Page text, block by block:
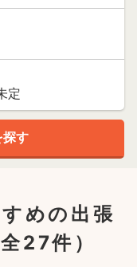
めの出張
全27件）